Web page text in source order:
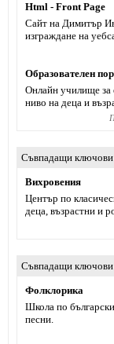
Html - Front Page
Сайт на Димитър
изграждане на
Образователен
Онлайн училище за
ниво на деца и
Съвпадащи
Вихровения
Център по
деца, възрастни и
Съвпадащи
Фолклорика
Школа по
песни.